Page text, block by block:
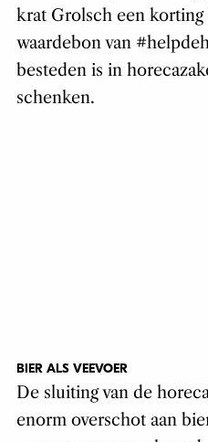
krat Grolsch een korting
waardebon van
besteden is in
schenken.
BIER ALS VEEVOER
De sluiting van de
enorm overschot aan